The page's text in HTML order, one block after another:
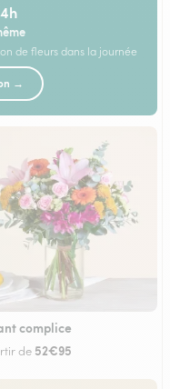
de fleurs dans la journée
→
complice
de 52€95